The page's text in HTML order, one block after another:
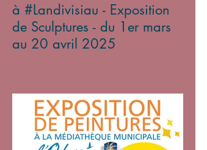
à #Landivisiau - Exposition
de Sculptures - du 1er mars
au 20 avril 2025